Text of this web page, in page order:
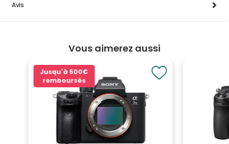
Avis
Vous aimerez aussi
Jusqu'à 500€
remboursés